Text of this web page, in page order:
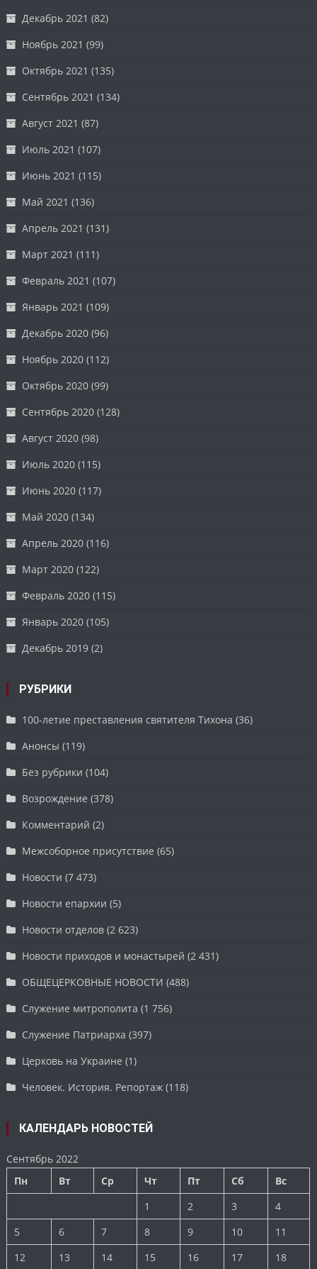
Декабрь 2021 (82)
Ноябрь 2021 (99)
Октябрь 2021 (135)
Сентябрь 2021 (134)
Август 2021 (87)
Июль 2021 (107)
Июнь 2021 (115)
Май 2021 (136)
Апрель 2021 (131)
Март 2021 (111)
Февраль 2021 (107)
Январь 2021 (109)
Декабрь 2020 (96)
Ноябрь 2020 (112)
Октябрь 2020 (99)
Сентябрь 2020 (128)
Август 2020 (98)
Июль 2020 (115)
Июнь 2020 (117)
Май 2020 (134)
Апрель 2020 (116)
Март 2020 (122)
Февраль 2020 (115)
Январь 2020 (105)
Декабрь 2019 (2)
РУБРИКИ
100-летие преставления святителя Тихона (36)
Анонсы (119)
Без рубрики (104)
Возрождение (378)
Комментарий (2)
Межсоборное присутствие (65)
Новости (7 473)
Новости епархии (5)
Новости отделов (2 623)
Новости приходов и монастырей (2 431)
ОБЩЕЦЕРКОВНЫЕ НОВОСТИ (488)
Служение митрополита (1 756)
Служение Патриарха (397)
Церковь на Украине (1)
Человек. История. Репортаж (118)
КАЛЕНДАРЬ НОВОСТЕЙ
Сентябрь 2022
Пн
Вт Ср Чт Пт Сб
Вс
1
2 3
4
5
6 7 8 9 10
11
12
13 14 15 16 17 18